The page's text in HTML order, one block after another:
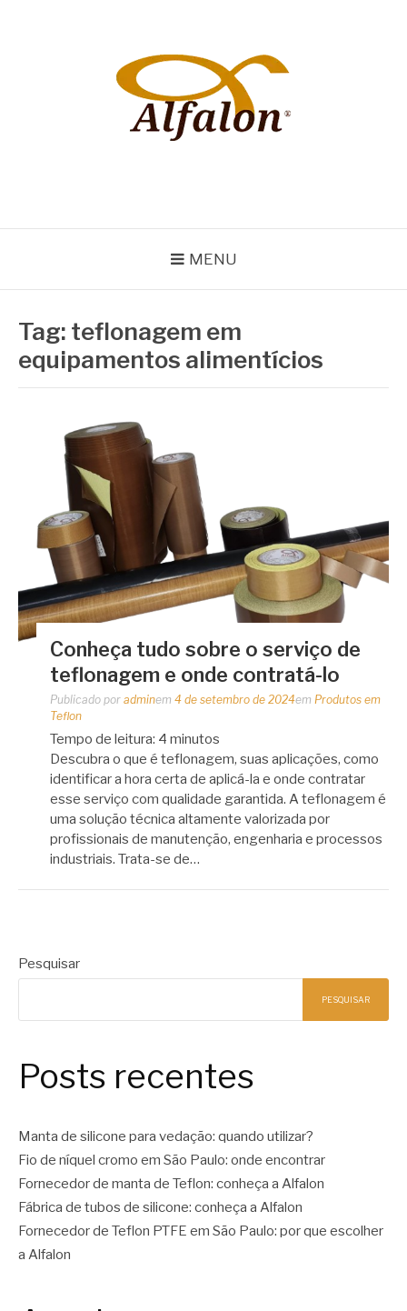
MENU
Tag: teflonagem em
equipamentos alimentícios
Conheça tudo sobre o serviço de
teflonagem e onde contratá-lo
Publicado por adminem 4 de setembro de 2024em Produtos em
Teflon
Tempo de leitura: 4 minutos
Descubra o que é teflonagem, suas aplicações, como
identificar a hora certa de aplicá-la e onde contratar
esse serviço com qualidade garantida. A teflonagem é
uma solução técnica altamente valorizada por
profissionais de manutenção, engenharia e processos
industriais. Trata-se de…
Pesquisar
PESQUISAR
Posts recentes
Manta de silicone para vedação: quando utilizar?
Fio de níquel cromo em São Paulo: onde encontrar
Fornecedor de manta de Teflon: conheça a Alfalon
Fábrica de tubos de silicone: conheça a Alfalon
Fornecedor de Teflon PTFE em São Paulo: por que escolher
a Alfalon